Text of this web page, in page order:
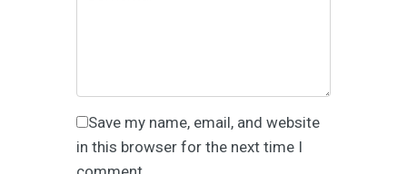
Save my name, email, and website
in this browser for the next time I